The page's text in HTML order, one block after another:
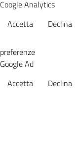
Coogle Analytics
Accetta
Declina
preferenze
Google Ad
Accetta
Declina